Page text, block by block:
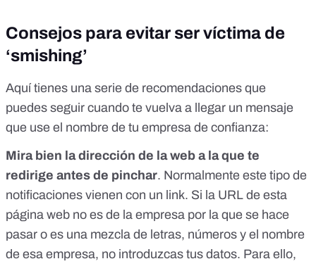
Consejos para evitar ser víctima de
‘smishing’
Aquí tienes una serie de recomendaciones que
puedes seguir cuando te vuelva a llegar un mensaje
que use el nombre de tu empresa de confianza:
Mira bien la dirección de la web a la que te
redirige antes de pinchar. Normalmente este tipo de
notificaciones vienen con un link. Si la URL de esta
página web no es de la empresa por la que se hace
pasar o es una mezcla de letras, números y el nombre
de esa empresa, no introduzcas tus datos. Para ello,